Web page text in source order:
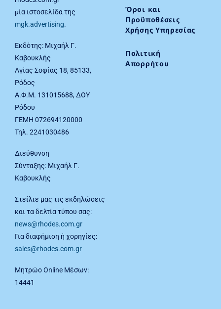
μία ιστοσελίδα της
mgk.advertising.
Εκδότης: Μιχαήλ Γ.
Καβουκλής
Αγίας Σοφίας 18, 85133,
Ρόδος
Α.Φ.Μ. 131015688, ΔΟΥ
Ρόδου
ΓΕΜΗ 072694120000
Τηλ. 2241030486
Διεύθυνση
Σύνταξης: Μιχαήλ Γ.
Καβουκλής
Στείλτε μας τις εκδηλώσεις
και τα δελτία τύπου σας:
news@rhodes.com.gr
Για διαφήμιση ή χορηγίες:
sales@rhodes.com.gr
Μητρώο Online Μέσων:
14441
Όροι και
Προϋποθέσεις
Χρήσης Υπηρεσίας
Πολιτική
Απορρήτου